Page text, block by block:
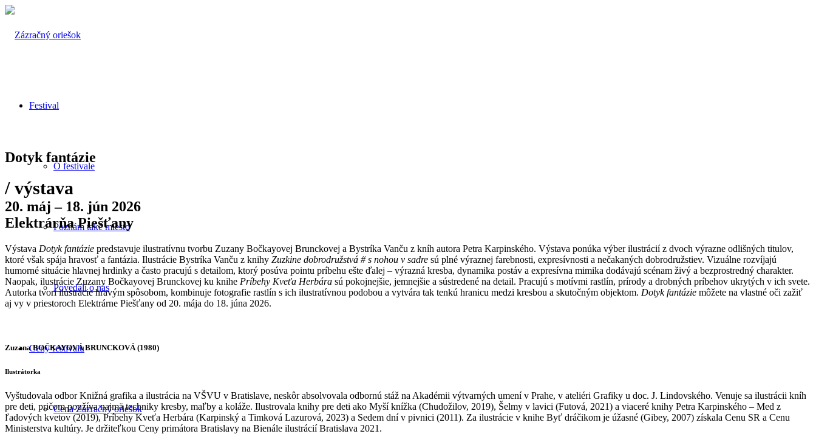
Festival
O festivale
Poznám také miesto
Povedali o nás
Ceny festivalu
Cena Zázračný oriešok
Dotyk fantázie
/ výstava
20. máj – 18. jún 2026
Elektrárňa Piešťany
Výstava Dotyk fantázie predstavuje ilustratívnu tvorbu Zuzany Bočkayovej Brunckovej a Bystríka Vanču z kníh autora Petra Karpinského. Výstava ponúka výber ilustrácií z dvoch výrazne odlišných titulov,
ktoré však spája hravosť a fantázia. Ilustrácie Bystríka Vanču z knihy Zuzkine dobrodružstvá # s nohou v sadre sú plné výraznej farebnosti, expresívnosti a nečakaných dobrodružstiev. Vizuálne rozvíjajú
humorné situácie hlavnej hrdinky a často pracujú s detailom, ktorý posúva pointu príbehu ešte ďalej – výrazná kresba, dynamika postáv a expresívna mimika dodávajú scénam živý a bezprostredný charakter.
Naopak, ilustrácie Zuzany Bočkayovej Brunckovej ku knihe Príbehy Kveťa Herbára sú pokojnejšie, jemnejšie a sústredené na detail. Pracujú s motívmi rastlín, prírody a drobných príbehov ukrytých v ich svete.
Autorka tvorí ilustrácie hravým spôsobom, kombinuje fotografie rastlín s ich ilustratívnou podobou a vytvára tak tenkú hranicu medzi kresbou a skutočným objektom. Dotyk fantázie môžete na vlastné oči zažiť
aj vy v priestoroch Elektrárne Piešťany od 20. mája do 18. júna 2026.
Zuzana BOČKAYOVÁ BRUNCKOVÁ (1980)
Ilustrátorka
Vyštudovala odbor Knižná grafika a ilustrácia na VŠVU v Bratislave, neskôr absolvovala odbornú stáž na Akadémii výtvarných umení v Prahe, v ateliéri Grafiky u doc. J. Lindovského. Venuje sa ilustrácii kníh
pre deti, pričom používa najmä techniky kresby, maľby a koláže. Ilustrovala knihy pre deti ako Myší knížka (Chudožilov, 2019), Šelmy v lavici (Futová, 2021) a viaceré knihy Petra Karpinského – Med z
ľadových kvetov (2019), Príbehy Kveťa Herbára (Karpinský a Timková Lazurová, 2023) a Sedem dní v pivnici (2011). Za ilustrácie v knihe Byť dráčikom je úžasné (Gibey, 2007) získala Cenu SR a Cenu
Ministerstva kultúry. Je držiteľkou Ceny primátora Bratislavy na Bienále ilustrácií Bratislava 2021.